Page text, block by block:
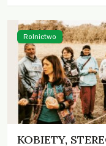
w mieście. Kiedy […]
KOBIETY,
Rolnictwo